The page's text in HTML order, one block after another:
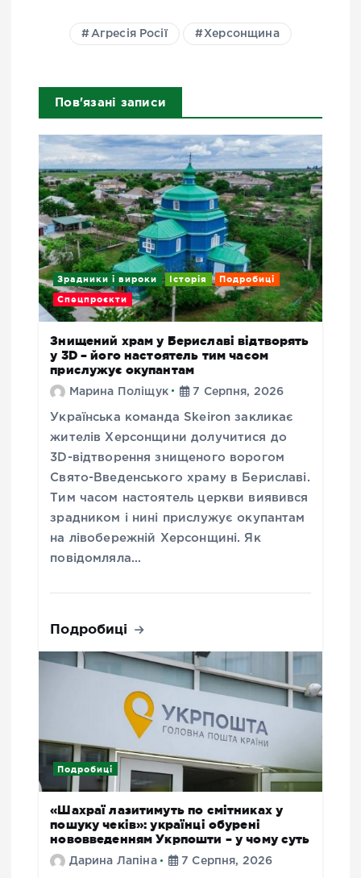
Агресія Росії Херсонщина
Пов'язані записи
Зрадники і вироки Історія Подробиці
Спецпроєкти
Знищений храм у Бериславі відтворять
у 3D – його настоятель тим часом
прислужує окупантам
Марина Поліщук 7 Серпня, 2026
Українська команда Skeiron закликає
жителів Херсонщини долучитися до
3D-відтворення знищеного ворогом
Свято-Введенського храму в Бериславі.
Тим часом настоятель церкви виявився
зрадником і нині прислужує окупантам
на лівобережній Херсонщині. Як
повідомляла…
Подробиці
Подробиці
«Шахраї лазитимуть по смітниках у
пошуку чеків»: українці обурені
нововведенням Укрпошти – у чому суть
Дарина Лапіна 7 Серпня, 2026